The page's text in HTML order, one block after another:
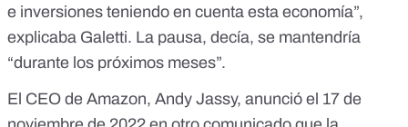
e inversiones teniendo en cuenta esta economía”,
explicaba Galetti. La pausa, decía, se mantendría
“durante los próximos meses”.
El CEO de Amazon, Andy Jassy, anunció el 17 de